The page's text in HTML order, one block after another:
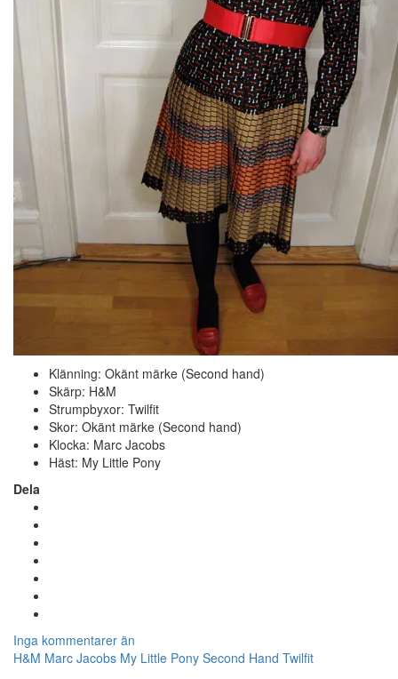
Klänning: Okänt märke (Second hand)
Skärp: H&M
Strumpbyxor: Twilfit
Skor: Okänt märke (Second hand)
Klocka: Marc Jacobs
Häst: My Little Pony
Dela
Inga kommentarer än
H&M Marc Jacobs My Little Pony Second Hand Twilfit